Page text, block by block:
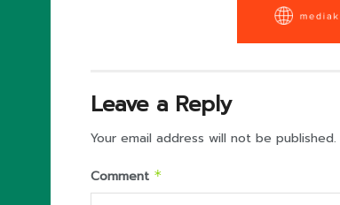
Leave a Reply
Your email address will not be published.
Comment *